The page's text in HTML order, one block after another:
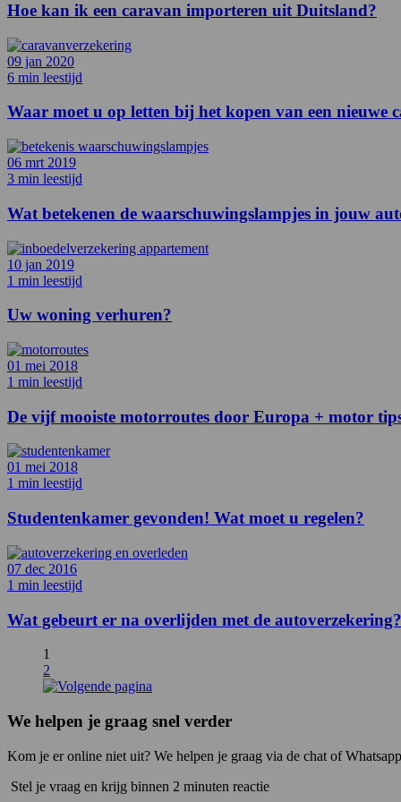
Hoe kan ik een caravan importeren uit Duitsland?
09 jan 2020
6 min leestijd
Waar moet u op letten bij het kopen van een nieuwe
06 mrt 2019
3 min leestijd
Wat betekenen de waarschuwingslampjes in jouw
10 jan 2019
1 min leestijd
Uw woning verhuren?
01 mei 2018
1 min leestijd
De vijf mooiste motorroutes door Europa + motor
01 mei 2018
1 min leestijd
Studentenkamer gevonden! Wat moet u regelen?
07 dec 2016
1 min leestijd
Wat gebeurt er na overlijden met de autoverzekering?
1
2
We helpen je graag snel verder
Kom je er online niet uit? We helpen je graag via de chat of
Stel je vraag en krijg binnen 2 minuten reactie